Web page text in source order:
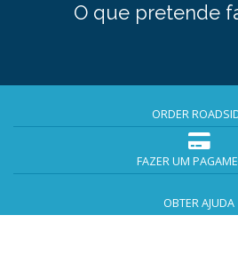
O que pretende
ORDER
FAZER UM
OBTER AJUDA